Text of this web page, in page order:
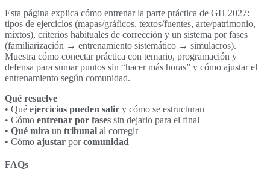
Esta página explica cómo entrenar la parte práctica de GH 2027:
tipos de ejercicios (mapas/gráficos, textos/fuentes, arte/patrimonio,
mixtos), criterios habituales de corrección y un sistema por fases
(familiarización → entrenamiento sistemático → simulacros).
Muestra cómo conectar práctica con temario, programación y
defensa para sumar puntos sin “hacer más horas” y cómo ajustar el
entrenamiento según comunidad.
Qué resuelve
• Qué ejercicios pueden salir y cómo se estructuran
• Cómo entrenar por fases sin dejarlo para el final
• Qué mira un tribunal al corregir
• Cómo ajustar porcomunidad
FAQs